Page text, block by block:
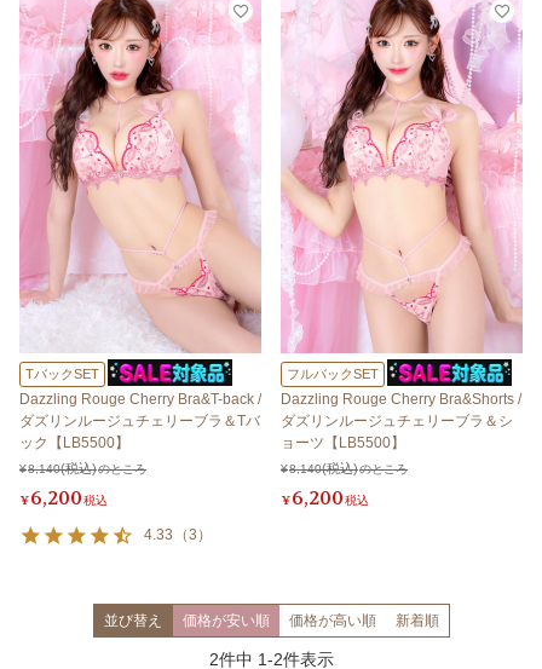
TバックSET
Dazzling Rouge Cherry Bra&T-back /
ダズリンルージュチェリーブラ＆Tバ
ック【LB5500】
¥8,140 のところ
¥6,200税込
4.33 （3 ）
フルバックSET
Dazzling Rouge Cherry Bra&Shorts /
ダズリンルージュチェリーブラ＆シ
ョーツ【LB5500】
¥8,140 のところ
¥6,200税込
並び替え 価格が安い順 価格が高い順 新着順
2件中 1-2件表示